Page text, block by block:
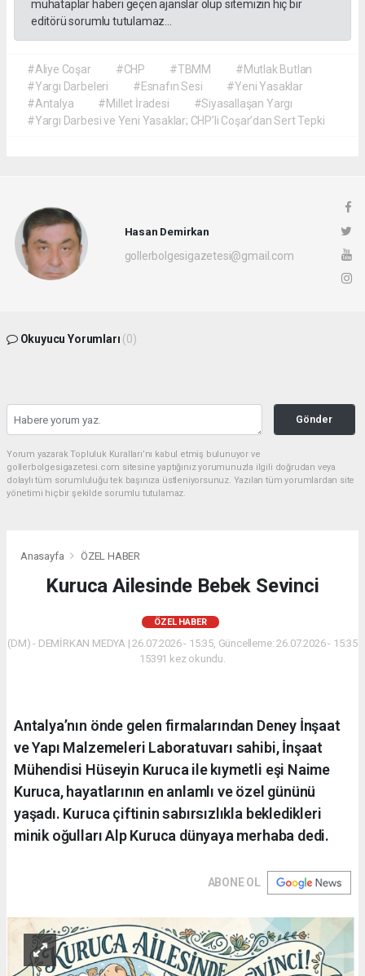
muhataplar haberi geçen ajanslar olup sitemizin hiç bir
editörü sorumlu tutulamaz...
#Aliye Coşar #CHP #TBMM
#Mutlak Butlan
#Yargı Darbeleri
#Esnafın Sesi
#Yeni Yasaklar
#Antalya
#Millet İradesi
#Siyasallaşan Yargı
#Yargı Darbesi ve Yeni Yasaklar; CHP’li Coşar’dan Sert Tepki
Hasan Demirkan
gollerbolgesigazetesi@gmail.com
Okuyucu Yorumları (0)
Gönder
Yorum yazarak Topluluk Kuralları’nı kabul etmiş bulunuyor ve
gollerbolgesigazetesi.com sitesine yaptığınız yorumunuzla ilgili doğrudan veya
dolaylı tüm sorumluluğu tek başınıza üstleniyorsunuz. Yazılan tüm yorumlardan site
yönetimi hiçbir şekilde sorumlu tutulamaz.
Anasayfa ÖZEL HABER
Kuruca Ailesinde Bebek Sevinci
ÖZEL HABER
(DM) - DEMİRKAN MEDYA | 26.07.2026 - 15:35, Güncelleme: 26.07.2026 - 15:35
15391 kez okundu.
Antalya’nın önde gelen firmalarından Deney İnşaat
ve Yapı Malzemeleri Laboratuvarı sahibi, İnşaat
Mühendisi Hüseyin Kuruca ile kıymetli eşi Naime
Kuruca, hayatlarının en anlamlı ve özel gününü
yaşadı. Kuruca çiftinin sabırsızlıkla bekledikleri
minik oğulları Alp Kuruca dünyaya merhaba dedi.
ABONE OL